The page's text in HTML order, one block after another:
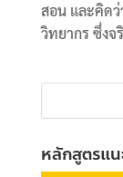
สอน และคิดว่
วิทยากร ซึ่งจ
หลักสูตรแน